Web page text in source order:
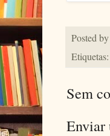
Posted by
Etiquetas:
Sem
Enviar